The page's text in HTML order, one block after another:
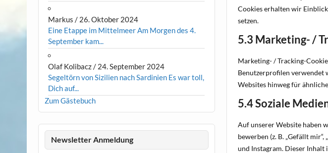
Cookies erhalten wir
setzen.
5.3 Marketing- /
Marketing- / Tracking-
Benutzerprofilen verwendet
Websites hinweg für
5.4 Soziale
Auf unserer Website haben
bewerben (z. B. „Gefällt
und Instagram. Dieser Inhalt
Markus / 26. Oktober 2024
Eine Etappe im Mittelmeer Am Morgen des 4.
September kam...
Olaf Kolibacz/ 24. September 2024
Segeltörn von Sizilien nach Sardinien Es war toll,
Dich auf...
Zum Gästebuch
Newsletter Anmeldung